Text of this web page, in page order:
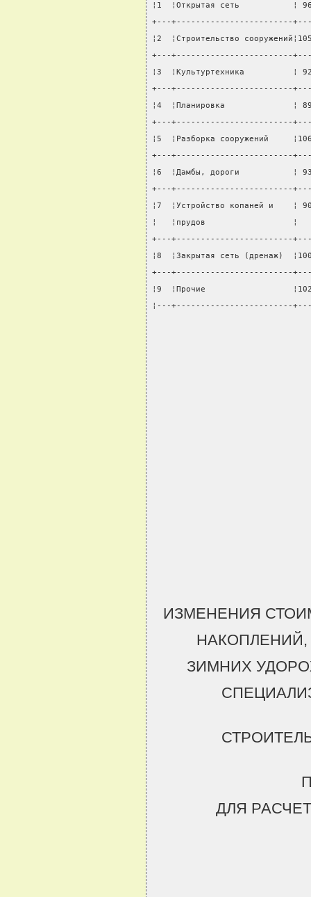
¦1  ¦Открытая сеть           ¦
+---+------------------------
¦2  ¦Строительство
+---+------------------------
¦3  ¦Культуртехника          ¦
+---+------------------------
¦4  ¦Планировка              ¦
+---+------------------------
¦5  ¦Разборка сооружений
+---+------------------------
¦6  ¦Дамбы, дороги           ¦
+---+------------------------
¦7  ¦Устройство копаней и    ¦
¦   ¦прудов
+---+------------------------
¦8  ¦Закрытая сеть (дренаж)
+---+------------------------
¦9  ¦Прочие
¦---+------------------------
ИЗМЕНЕНИЯ
ЗИМНИХ
ДЛЯ